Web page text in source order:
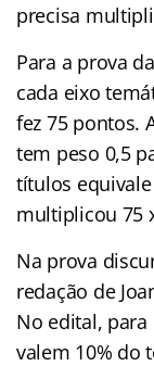
precisa
Para a prova
cada eixo
fez 75 pontos.
tem peso 0,5
títulos
multiplicou 75
Na prova
redação de
No edital,
valem 10% do